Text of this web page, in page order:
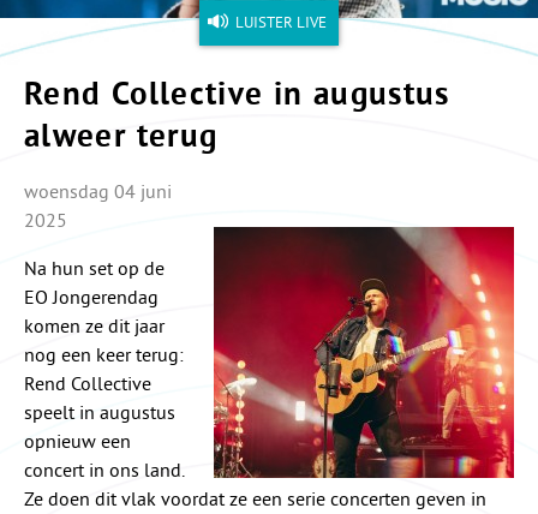
LUISTER LIVE
Rend Collective in augustus
alweer terug
woensdag 04 juni
2025
Na hun set op de
EO Jongerendag
komen ze dit jaar
nog een keer terug:
Rend Collective
speelt in augustus
opnieuw een
concert in ons land.
Ze doen dit vlak voordat ze een serie concerten geven in